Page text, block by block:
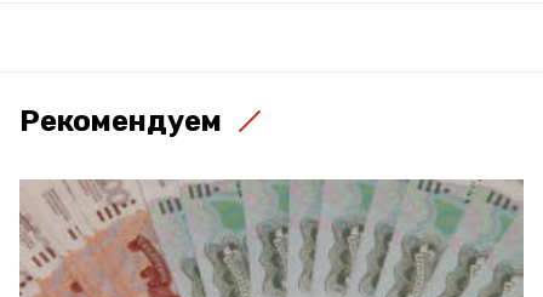
Рекомендуем